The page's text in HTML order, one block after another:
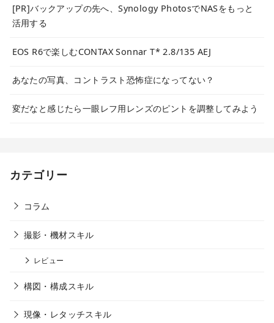
[PR]バックアップの先へ、Synology PhotosでNASをもっと
活用する
EOS R6で楽しむCONTAX Sonnar T* 2.8/135 AEJ
あなたの写真、コントラスト恐怖症になってない？
変だなと感じたら一眼レフ用レンズのピントを調整してみよう
カテゴリー
コラム
撮影・機材スキル
レビュー
構図・構成スキル
現像・レタッチスキル